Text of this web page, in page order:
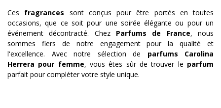
Ces fragrances sont conçus pour être portés en toutes
occasions, que ce soit pour une soirée élégante ou pour un
événement décontracté. Chez Parfums de France, nous
sommes fiers de notre engagement pour la qualité et
l'excellence. Avec notre sélection de parfums Carolina
Herrera pour femme, vous êtes sûr de trouver le parfum
parfait pour compléter votre style unique.